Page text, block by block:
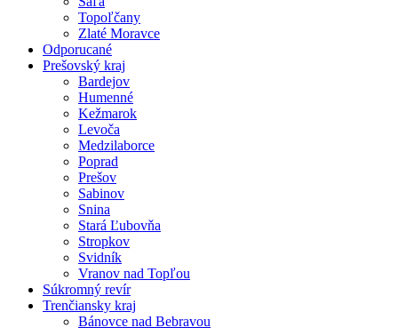
Topoľčany
Zlaté Moravce
Odporucané
Prešovský kraj
Bardejov
Humenné
Kežmarok
Levoča
Medzilaborce
Poprad
Prešov
Sabinov
Snina
Stará Ľubovňa
Stropkov
Svidník
Vranov nad Topľou
Súkromný revír
Trenčiansky kraj
Bánovce nad Bebravou